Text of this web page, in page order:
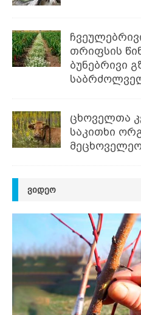
თრიფსის
ბუნებრივი
ცხოველთა
საკითხი
ᲕᲘᲓᲔᲝ